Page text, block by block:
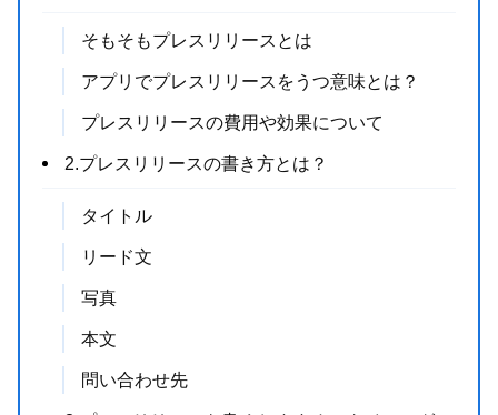
そもそもプレスリリースとは
アプリでプレスリリースをうつ意味とは？
プレスリリースの費用や効果について
2.プレスリリースの書き方とは？
タイトル
リード文
写真
本文
問い合わせ先